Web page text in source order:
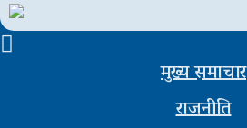
मुख्य समाचार
राजनीति